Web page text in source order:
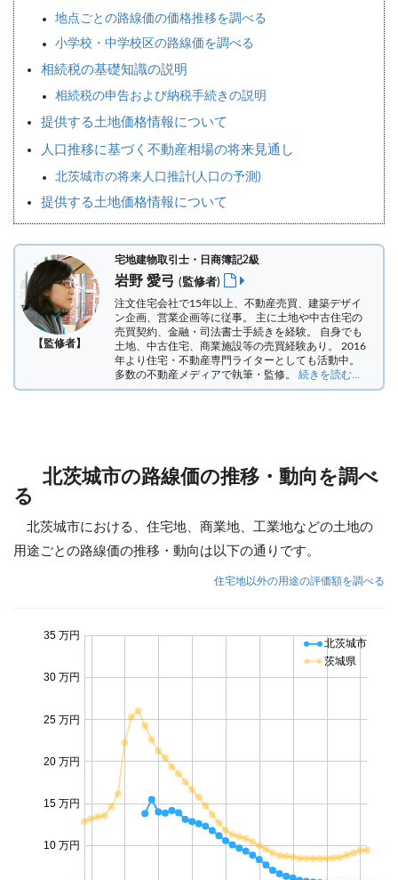
地点ごとの路線価の価格推移を調べる
小学校・中学校区の路線価を調べる
相続税の基礎知識の説明
相続税の申告および納税手続きの説明
提供する土地価格情報について
人口推移に基づく不動産相場の将来見通し
北茨城市の将来人口推計(人口の予測)
提供する土地価格情報について
【監修者】
宅地建物取引士・日商簿記2級
岩野 愛弓 (監修者)
注文住宅会社で15年以上、不動産売買、建築デザイ
ン企画、営業企画等に従事。 主に土地や中古住宅の
売買契約、金融・司法書士手続きを経験。 自身でも
土地、中古住宅、商業施設等の売買経験あり。 2016
年より住宅・不動産専門ライターとしても活動中。
多数の不動産メディアで執筆・監修。 続きを読む...
北茨城市の路線価の推移・動向を調べ
る
北茨城市における、住宅地、商業地、工業地などの土地の
用途ごとの路線価の推移・動向は以下の通りです。
住宅地以外の用途の評価額を調べる
10 万円
15 万円
20 万円
25 万円
30 万円
35 万円
北茨城市
茨城県